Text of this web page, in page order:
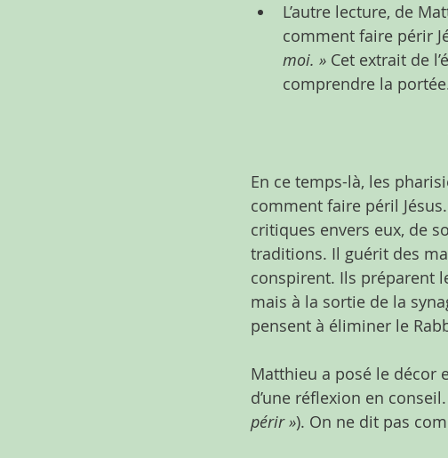
L’autre lecture, de
comment faire périr
moi. » Cet extrait de
comprendre la
En ce temps-là, les
comment faire péril
critiques envers eux, de
traditions. Il guérit des
conspirent. Ils préparent
mais à la sortie de la
pensent à éliminer le
Matthieu a posé le décor
d’une réflexion en
périr »). On ne dit pas